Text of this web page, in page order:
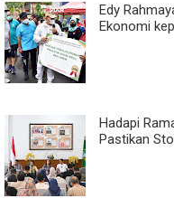
Edy
Ekonomi
Hadapi
Pastikan